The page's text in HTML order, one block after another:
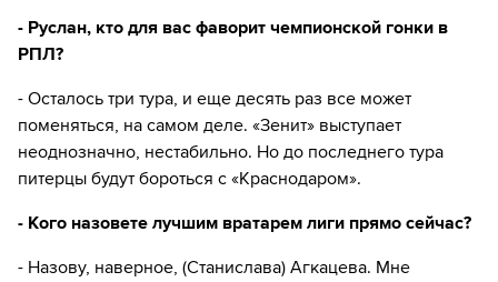
- Руслан, кто для вас фаворит чемпионской гонки в
РПЛ?
- Осталось три тура, и еще десять раз все может
поменяться, на самом деле. «Зенит» выступает
неоднозначно, нестабильно. Но до последнего тура
питерцы будут бороться с «Краснодаром».
- Кого назовете лучшим вратарем лиги прямо сейчас?
- Назову, наверное, (Станислава) Агкацева. Мне